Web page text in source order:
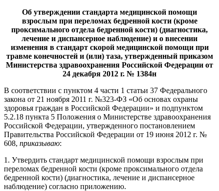
Об утверждении стандарта медицинской помощи
взрослым при переломах бедренной кости (кроме
проксимального отдела бедренной кости) (диагностика,
лечение и диспансерное наблюдение) и о внесении
изменения в стандарт скорой медицинской помощи при
травме конечностей и (или) таза, утвержденный приказом
Министерства здравоохранения Российской Федерации от
24 декабря 2012 г. № 1384н
В соответствии с пунктом 4 части 1 статьи 37 Федерального
закона от 21 ноября 2011 г. №323-ФЗ «Об основах охраны
здоровья граждан в Российской Федерации» и подпунктом
5.2.18 пункта 5 Положения о Министерстве здравоохранения
Российской Федерации, утвержденного постановлением
Правительства Российской Федерации от 19 июня 2012 г. №
608, приказываю:
1. Утвердить стандарт медицинской помощи взрослым при
переломах бедренной кости (кроме проксимального отдела
бедренной кости) (диагностика, лечение и диспансерное
наблюдение) согласно приложению.